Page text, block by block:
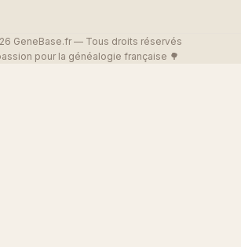
GeneBase.fr — Tous droits réservés
pour la généalogie française 🌳